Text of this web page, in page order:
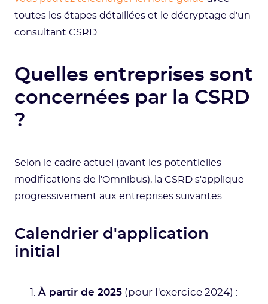
toutes les étapes détaillées et le décryptage d'un
consultant CSRD.
Quelles entreprises sont
concernées par la CSRD
?
Selon le cadre actuel (avant les potentielles
modifications de l'Omnibus), la CSRD s'applique
progressivement aux entreprises suivantes :
Calendrier d'application
initial
À partir de 2025 (pour l'exercice 2024) :